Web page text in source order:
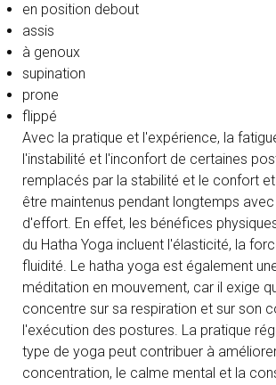
en position debout
assis
à genoux
supination
prone
flippé
Avec la pratique et l'expérience, la
l'instabilité et l'inconfort de certaines
remplacés par la stabilité et le confort
être maintenus pendant longtemps
d'effort. En effet, les bénéfices
du Hatha Yoga incluent l'élasticité, la
fluidité. Le hatha yoga est également
méditation en mouvement, car il exige
concentre sur sa respiration et sur son
l'exécution des postures. La pratique
type de yoga peut contribuer à
concentration, le calme mental et la